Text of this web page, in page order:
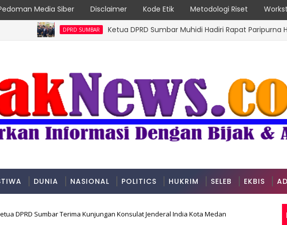
Media Siber Disclaimer Kode Etik Metodologi Riset
DPRD SUMBAR Ketua DPRD Sumbar Muhidi Hadiri Rapat Paripurna Hari
DUNIA NASIONAL POLITICS HUKRIM SELEB EKBIS
DPRD Sumbar Terima Kunjungan Konsulat Jenderal India Kota Medan